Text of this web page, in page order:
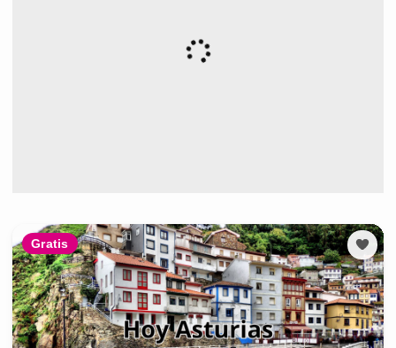
Gratis